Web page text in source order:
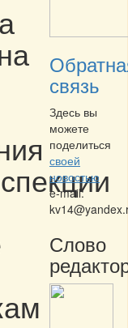
связь
Здесь вы
можете
поделиться
своей
новостью
e-mail:
Слово